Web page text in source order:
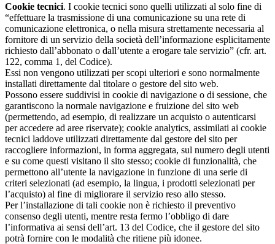
Cookie tecnici. I cookie tecnici sono quelli utilizzati al solo fine di
“effettuare la trasmissione di una comunicazione su una rete di
comunicazione elettronica, o nella misura strettamente necessaria al
fornitore di un servizio della società dell’informazione esplicitamente
richiesto dall’abbonato o dall’utente a erogare tale servizio” (cfr. art.
122, comma 1, del Codice).
Essi non vengono utilizzati per scopi ulteriori e sono normalmente
installati direttamente dal titolare o gestore del sito web.
Possono essere suddivisi in cookie di navigazione o di sessione, che
garantiscono la normale navigazione e fruizione del sito web
(permettendo, ad esempio, di realizzare un acquisto o autenticarsi
per accedere ad aree riservate); cookie analytics, assimilati ai cookie
tecnici laddove utilizzati direttamente dal gestore del sito per
raccogliere informazioni, in forma aggregata, sul numero degli utenti
e su come questi visitano il sito stesso; cookie di funzionalità, che
permettono all’utente la navigazione in funzione di una serie di
criteri selezionati (ad esempio, la lingua, i prodotti selezionati per
l’acquisto) al fine di migliorare il servizio reso allo stesso.
Per l’installazione di tali cookie non è richiesto il preventivo
consenso degli utenti, mentre resta fermo l’obbligo di dare
l’informativa ai sensi dell’art. 13 del Codice, che il gestore del sito
potrà fornire con le modalità che ritiene più idonee.